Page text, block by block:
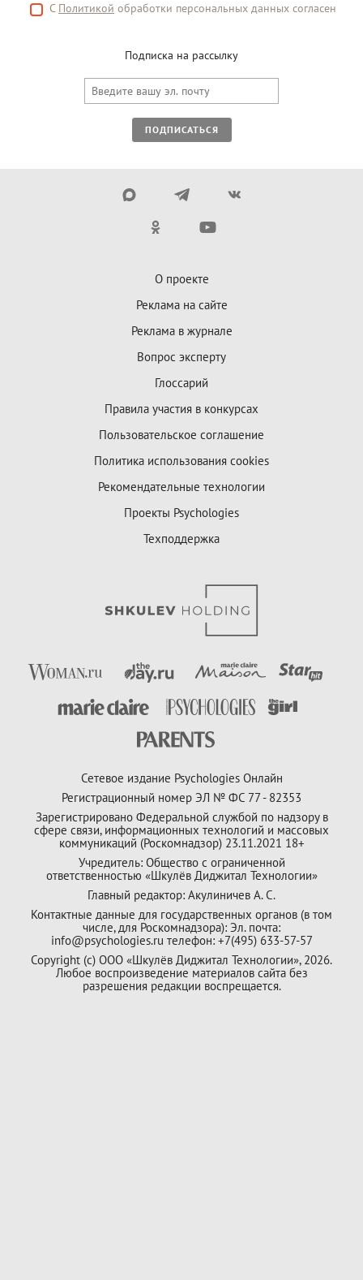
С Политикой обработки персональных данных согласен
Подписка на рассылку
ПОДПИСАТЬСЯ
О проекте
Реклама на сайте
Реклама в журнале
Вопрос эксперту
Глоссарий
Правила участия в конкурсах
Пользовательское соглашение
Политика использования cookies
Рекомендательные технологии
Проекты Psychologies
Техподдержка
Сетевое издание Psychologies Онлайн
Регистрационный номер ЭЛ № ФС 77 - 82353
Зарегистрировано Федеральной службой по надзору в
сфере связи, информационных технологий и массовых
коммуникаций (Роскомнадзор) 23.11.2021 18+
Учредитель: Общество с ограниченной
ответственностью «Шкулёв Диджитал Технологии»
Главный редактор: Акулиничев А. С.
Контактные данные для государственных органов (в том
числе, для Роскомнадзора): Эл. почта:
info@psychologies.ru телефон: +7(495) 633-57-57
Copyright (с) ООО «Шкулёв Диджитал Технологии», 2026.
Любое воспроизведение материалов сайта без
разрешения редакции воспрещается.